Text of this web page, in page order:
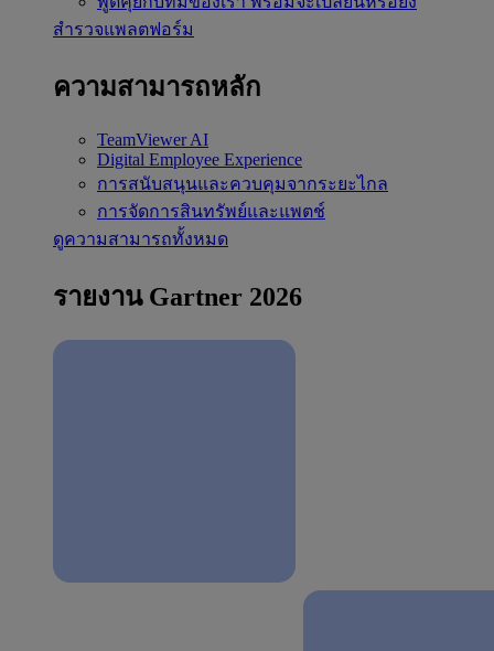
สำรวจแพลตฟอร์ม
ความสามารถหลัก
TeamViewer AI
Digital Employee Experience
การสนับสนุนและควบคุมจากระยะไกล
การจัดการสินทรัพย์และแพตช์
ดูความสามารถทั้งหมด
รายงาน Gartner 2026